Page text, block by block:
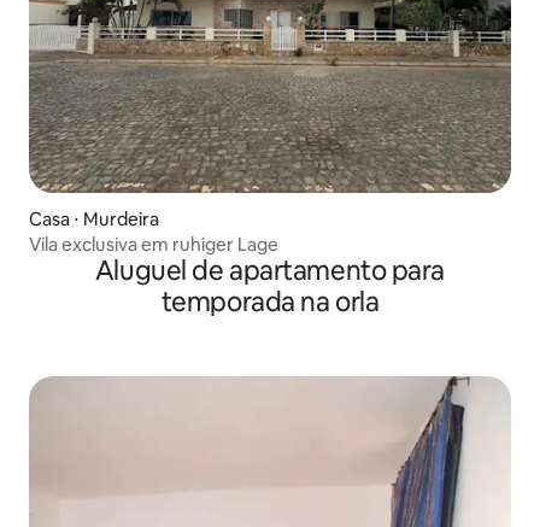
Casa ⋅ Murdeira
Vila exclusiva em ruhiger Lage
Aluguel de apartamento para
temporada na orla